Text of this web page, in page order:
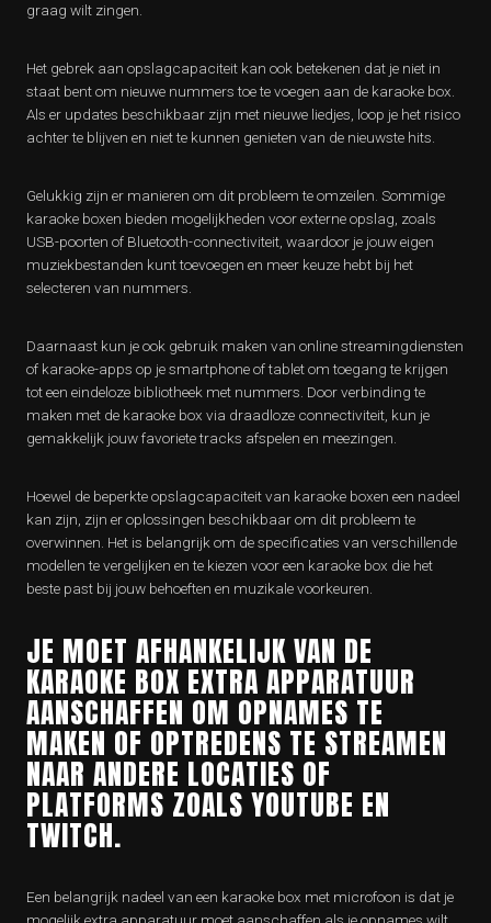
graag wilt zingen.
Het gebrek aan opslagcapaciteit kan ook betekenen dat je niet in
staat bent om nieuwe nummers toe te voegen aan de karaoke box.
Als er updates beschikbaar zijn met nieuwe liedjes, loop je het risico
achter te blijven en niet te kunnen genieten van de nieuwste hits.
Gelukkig zijn er manieren om dit probleem te omzeilen. Sommige
karaoke boxen bieden mogelijkheden voor externe opslag, zoals
USB-poorten of Bluetooth-connectiviteit, waardoor je jouw eigen
muziekbestanden kunt toevoegen en meer keuze hebt bij het
selecteren van nummers.
Daarnaast kun je ook gebruik maken van online streamingdiensten
of karaoke-apps op je smartphone of tablet om toegang te krijgen
tot een eindeloze bibliotheek met nummers. Door verbinding te
maken met de karaoke box via draadloze connectiviteit, kun je
gemakkelijk jouw favoriete tracks afspelen en meezingen.
Hoewel de beperkte opslagcapaciteit van karaoke boxen een nadeel
kan zijn, zijn er oplossingen beschikbaar om dit probleem te
overwinnen. Het is belangrijk om de specificaties van verschillende
modellen te vergelijken en te kiezen voor een karaoke box die het
beste past bij jouw behoeften en muzikale voorkeuren.
JE MOET AFHANKELIJK VAN DE
KARAOKE BOX EXTRA APPARATUUR
AANSCHAFFEN OM OPNAMES TE
MAKEN OF OPTREDENS TE STREAMEN
NAAR ANDERE LOCATIES OF
PLATFORMS ZOALS YOUTUBE EN
TWITCH.
Een belangrijk nadeel van een karaoke box met microfoon is dat je